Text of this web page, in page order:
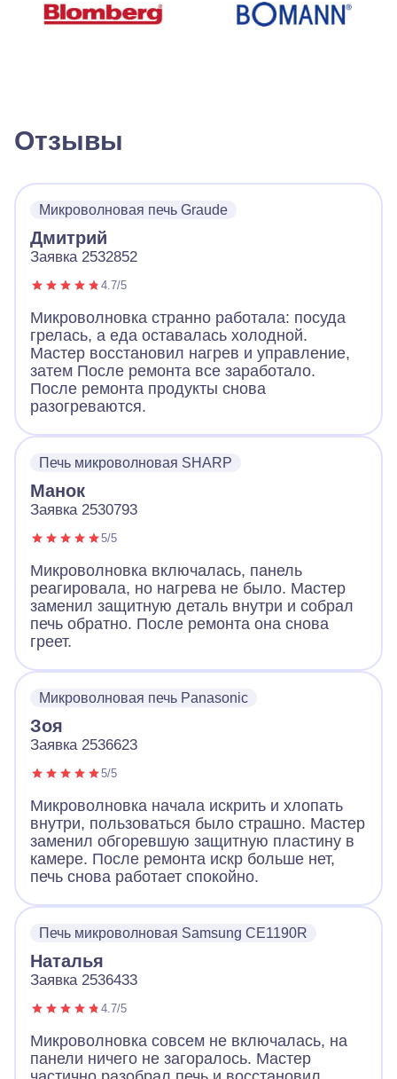
Отзывы
Микроволновая печь Graude
Дмитрий
Заявка 2532852
4.7/5
Микроволновка странно работала: посуда
грелась, а еда оставалась холодной.
Мастер восстановил нагрев и управление,
затем После ремонта все заработало.
После ремонта продукты снова
разогреваются.
Печь микроволновая SHARP
Манок
Заявка 2530793
5/5
Микроволновка включалась, панель
реагировала, но нагрева не было. Мастер
заменил защитную деталь внутри и собрал
печь обратно. После ремонта она снова
греет.
Микроволновая печь Panasonic
Зоя
Заявка 2536623
5/5
Микроволновка начала искрить и хлопать
внутри, пользоваться было страшно. Мастер
заменил обгоревшую защитную пластину в
камере. После ремонта искр больше нет,
печь снова работает спокойно.
Печь микроволновая Samsung CE1190R
Наталья
Заявка 2536433
4.7/5
Микроволновка совсем не включалась, на
панели ничего не загоралось. Мастер